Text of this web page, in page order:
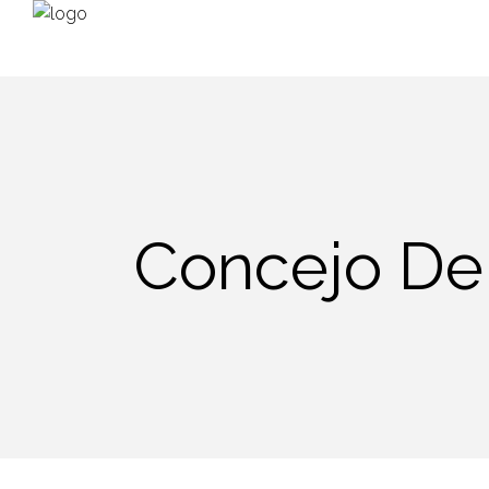
Concejo